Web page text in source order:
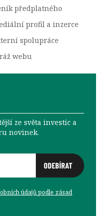
předplatného
profil a inzerce
spolupráce
webu
ze světa investic a
novinek.
údajů podle zásad